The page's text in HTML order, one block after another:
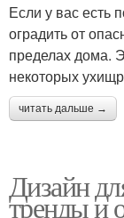
Если у вас есть
оградить от
пределах дома.
некоторых
читать дальше →
Дизайн
тренды и